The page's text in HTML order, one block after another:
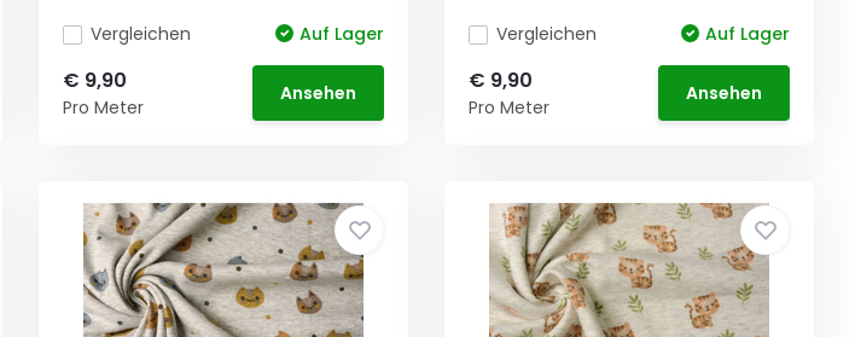
Vergleichen Auf Lager
€ 9,90
Pro Meter
Ansehen
Vergleichen Auf Lager
€ 9,90
Pro Meter
Ansehen